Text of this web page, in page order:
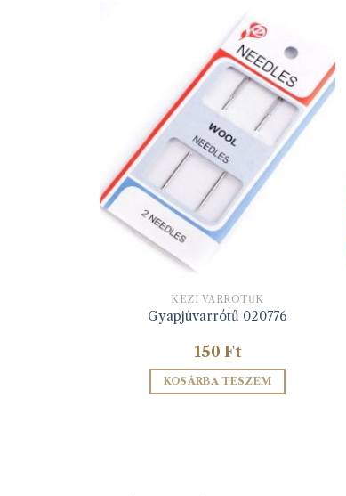
KÉZI VARRÓTŰK
Gyapjúvarrótű 020776
150 Ft
KOSÁRBA TESZEM